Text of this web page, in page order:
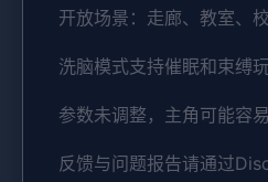
开放场景：走廊、教室、
洗脑模式支持催眠和束缚
参数未调整，主角可能容
反馈与问题报告请通过